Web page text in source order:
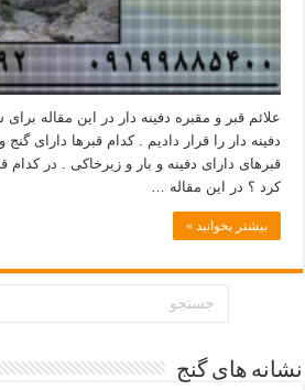
علائم قبر و مقبره دفینه دار در این مقاله
دفینه دار را قرار دادیم . کدام قبرها دارای گنج
قبرهای دارای دفینه و بار و زیرخاکی . در کدام
کرد ؟ در این مقاله …
بیشتر بخوانید »
نشانه های گنج